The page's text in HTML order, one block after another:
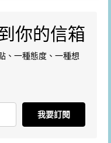
你的信箱
、一種態度、一種想
我要訂閱